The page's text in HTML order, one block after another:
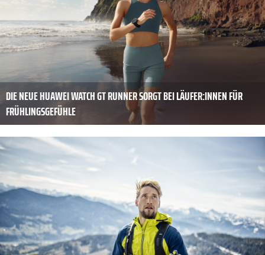
DIE NEUE HUAWEI WATCH GT RUNNER SORGT BEI LÄUFER:INNEN FÜR
FRÜHLINGSGEFÜHLE